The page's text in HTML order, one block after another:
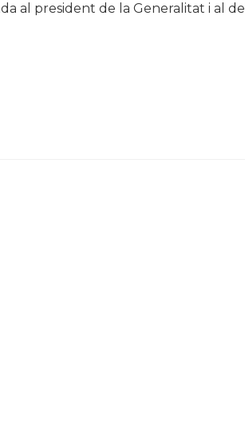
al president de la Generalitat i al del